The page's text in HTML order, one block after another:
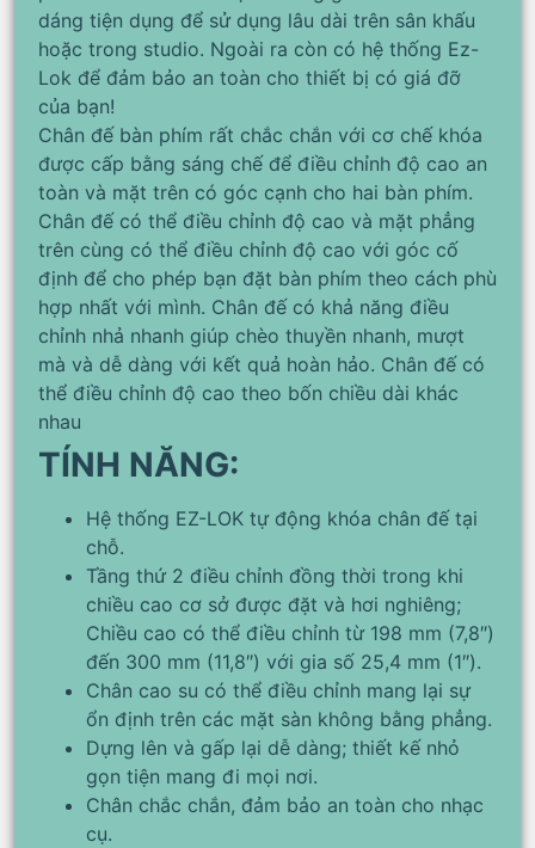
dáng tiện dụng để sử dụng lâu dài trên sân khấu
hoặc trong studio. Ngoài ra còn có hệ thống Ez-
Lok để đảm bảo an toàn cho thiết bị có giá đỡ
của bạn!
Chân đế bàn phím rất chắc chắn với cơ chế khóa
được cấp bằng sáng chế để điều chỉnh độ cao an
toàn và mặt trên có góc cạnh cho hai bàn phím.
Chân đế có thể điều chỉnh độ cao và mặt phẳng
trên cùng có thể điều chỉnh độ cao với góc cố
định để cho phép bạn đặt bàn phím theo cách phù
hợp nhất với mình. Chân đế có khả năng điều
chỉnh nhả nhanh giúp chèo thuyền nhanh, mượt
mà và dễ dàng với kết quả hoàn hảo. Chân đế có
thể điều chỉnh độ cao theo bốn chiều dài khác
nhau
TÍNH NĂNG:
Hệ thống EZ-LOK tự động khóa chân đế tại
chỗ.
Tầng thứ 2 điều chỉnh đồng thời trong khi
chiều cao cơ sở được đặt và hơi nghiêng;
Chiều cao có thể điều chỉnh từ 198 mm (7,8″)
đến 300 mm (11,8″) với gia số 25,4 mm (1″).
Chân cao su có thể điều chỉnh mang lại sự
ổn định trên các mặt sàn không bằng phẳng.
Dựng lên và gấp lại dễ dàng; thiết kế nhỏ
gọn tiện mang đi mọi nơi.
Chân chắc chắn, đảm bảo an toàn cho nhạc
cụ.